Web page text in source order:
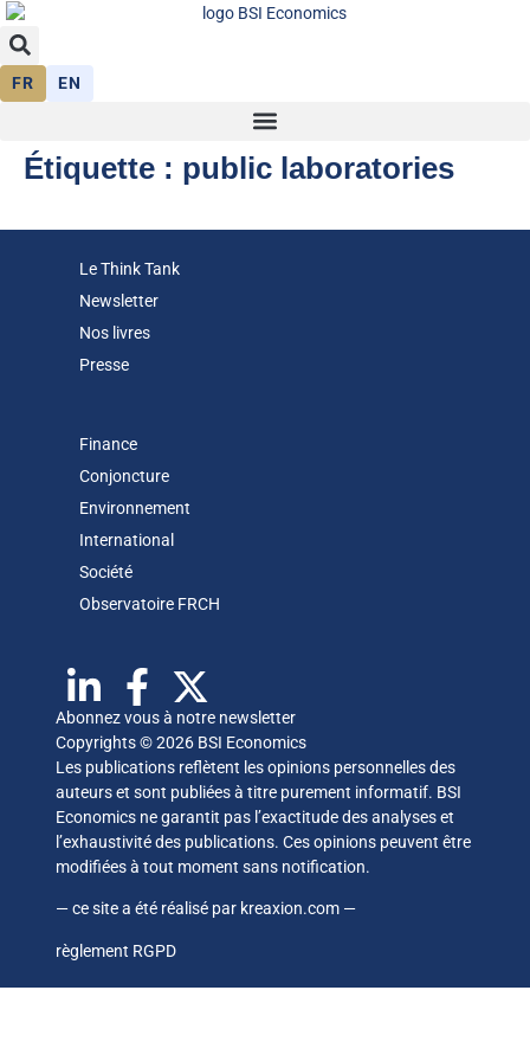
FR EN
Étiquette : public laboratories
Le Think Tank
Newsletter
Nos livres
Presse
Finance
Conjoncture
Environnement
International
Société
Observatoire FRCH
Abonnez vous à notre newsletter
Copyrights © 2026 BSI Economics
Les publications reflètent les opinions personnelles des
auteurs et sont publiées à titre purement informatif. BSI
Economics ne garantit pas l’exactitude des analyses et
l’exhaustivité des publications. Ces opinions peuvent être
modifiées à tout moment sans notification.
— ce site a été réalisé par kreaxion.com —
règlement RGPD